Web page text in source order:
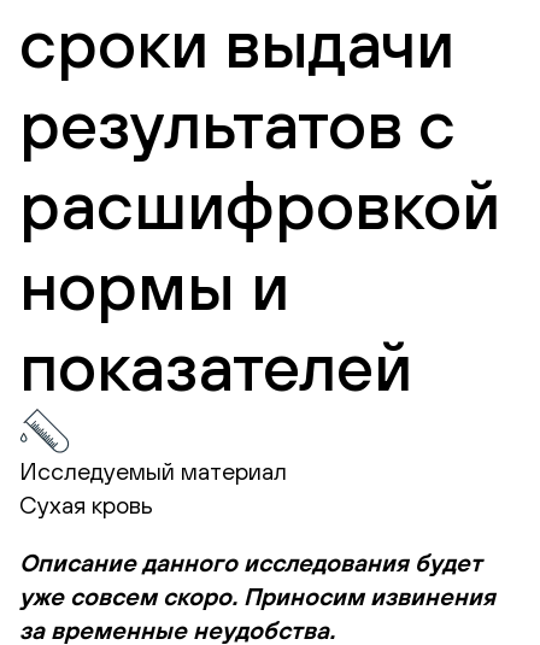
сроки выдачи
результатов с
расшифровкой
нормы и
показателей
Исследуемый материал
Сухая кровь
Описание данного исследования будет
уже совсем скоро. Приносим извинения
за временные неудобства.